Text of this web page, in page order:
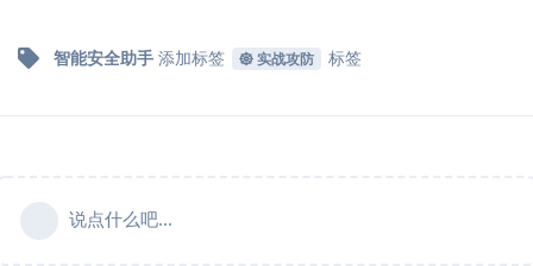
智能安全助手 添加标签 实战攻防 标签
说点什么吧...